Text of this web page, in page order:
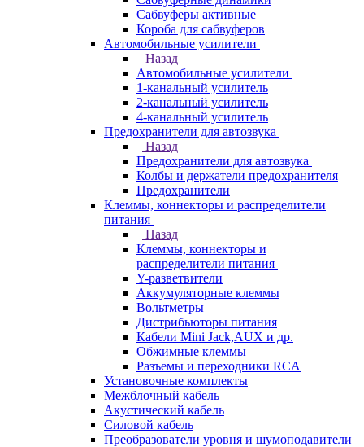
Сабвуферы активные
Короба для сабвуферов
Автомобильные усилители
Назад
Автомобильные усилители
1-канальный усилитель
2-канальный усилитель
4-канальный усилитель
Предохранители для автозвука
Назад
Предохранители для автозвука
Колбы и держатели предохранителя
Предохранители
Клеммы, коннекторы и распределители
питания
Назад
Клеммы, коннекторы и
распределители питания
Y-разветвители
Аккумуляторные клеммы
Вольтметры
Дистрибьюторы питания
Кабели Mini Jack,AUX и др.
Обжимные клеммы
Разъемы и переходники RCA
Установочные комплекты
Межблочный кабель
Акустический кабель
Силовой кабель
Преобразователи уровня и шумоподавители